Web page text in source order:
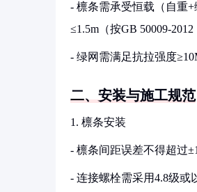
- 檩条需承受恒载（自重
≤1.5m（按GB 50009-
- 绿网需满足抗拉强度
二、安装与施工规范
1. 檩条安装
- 檩条间距误差不得超过
- 连接螺栓需采用4.8级或